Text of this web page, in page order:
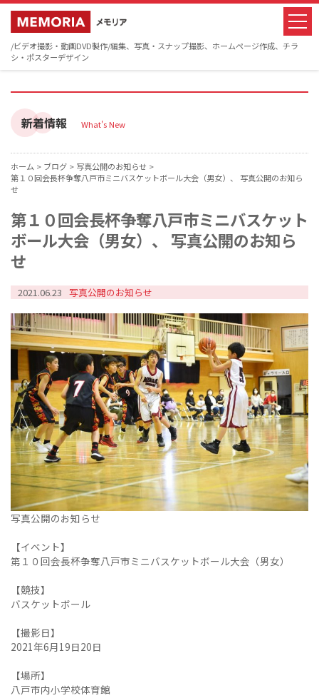
/ビデオ撮影・動画DVD製作/編集、写真・スナップ撮影、ホームページ作成、チラ
シ・ポスターデザイン
新着情報 What's New
ホーム > ブログ > 写真公開のお知らせ >
第１０回会長杯争奪八戸市ミニバスケットボール大会（男女）、 写真公開のお知ら
せ
第１０回会長杯争奪八戸市ミニバスケット
ボール大会（男女）、 写真公開のお知ら
せ
2021.06.23 写真公開のお知らせ
写真公開のお知らせ
【イベント】
第１０回会長杯争奪八戸市ミニバスケットボール大会（男女）
【競技】
バスケットボール
【撮影日】
2021年6月19日20日
【場所】
八戸市内小学校体育館